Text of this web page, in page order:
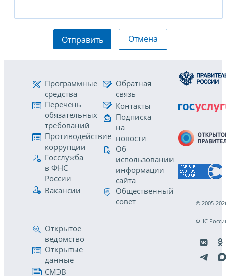
Отправить Отмена
Программные
средства
Перечень
обязательных
требований
Противодействие
коррупции
Госслужба
в ФНС
России
Вакансии
Обратная
связь
Контакты
Подписка
на
новости
Об
использовании
информации
сайта
Общественный
совет
Открытое
ведомство
Открытые
данные
СМЭВ
© 2005-
ФНС